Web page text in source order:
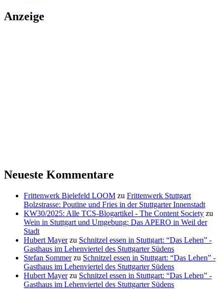
Anzeige
Neueste Kommentare
Frittenwerk Bielefeld LOOM zu Frittenwerk Stuttgart
Bolzstrasse: Poutine und Fries in der Stuttgarter Innenstadt
KW30/2025: Alle TCS-Blogartikel - The Content Society zu
Wein in Stuttgart und Umgebung: Das APERO in Weil der
Stadt
Hubert Mayerzu Schnitzel essen in Stuttgart: “Das Lehen” -
Gasthaus im Lehenviertel des Stuttgarter Südens
Stefan Sommerzu Schnitzel essen in Stuttgart: “Das Lehen” -
Gasthaus im Lehenviertel des Stuttgarter Südens
Hubert Mayerzu Schnitzel essen in Stuttgart: “Das Lehen” -
Gasthaus im Lehenviertel des Stuttgarter Südens